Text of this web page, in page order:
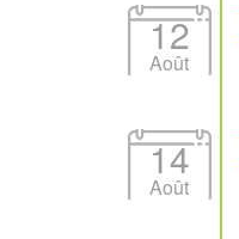
12
Août
14
Août